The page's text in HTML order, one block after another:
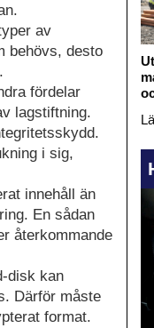
av
behövs, desto
fördelar
lagstiftning.
i sig,
innehåll än
En sådan
återkommande
disk kan
Därför måste
format.